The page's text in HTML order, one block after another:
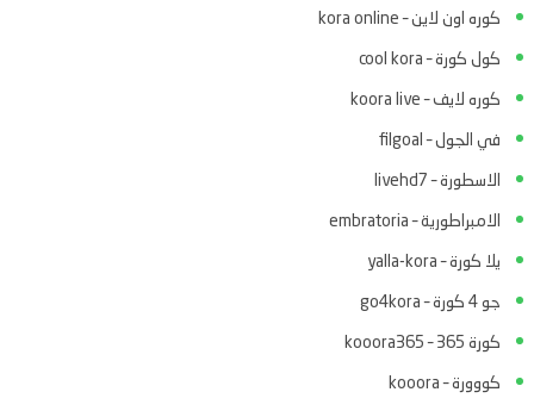
كوره اون لاين – kora online
كول كورة – cool kora
كوره لايف – koora live
في الجول – filgoal
الاسطورة – livehd7
الامبراطورية – embratoria
يلا كورة – yalla-kora
جو 4 كورة – go4kora
كورة 365 – kooora365
كووورة – kooora